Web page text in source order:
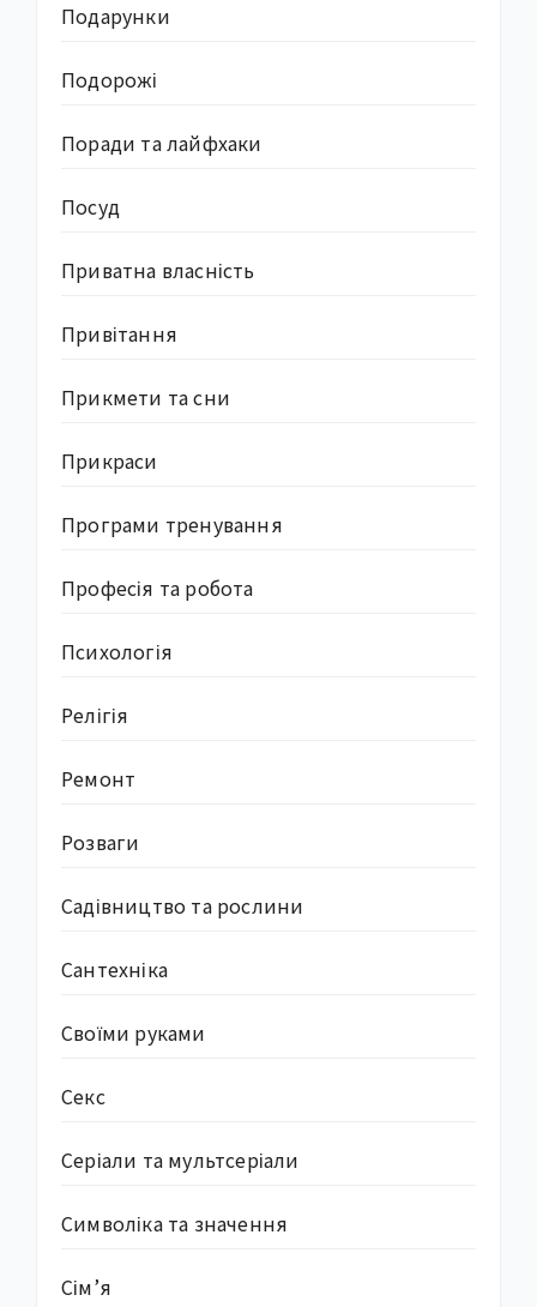
Подарунки
Подорожі
Поради та лайфхаки
Посуд
Приватна власність
Привітання
Прикмети та сни
Прикраси
Програми тренування
Професія та робота
Психологія
Релігія
Ремонт
Розваги
Садівництво та рослини
Сантехніка
Своїми руками
Секс
Серіали та мультсеріали
Символіка та значення
Сім’я